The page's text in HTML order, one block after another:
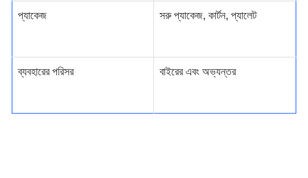
প্যাকেজ সরু প্যাকেজ, কার্টন, প্যালেট
ব্যবহারের পরিসর বাইরের এবং অভ্যন্তর